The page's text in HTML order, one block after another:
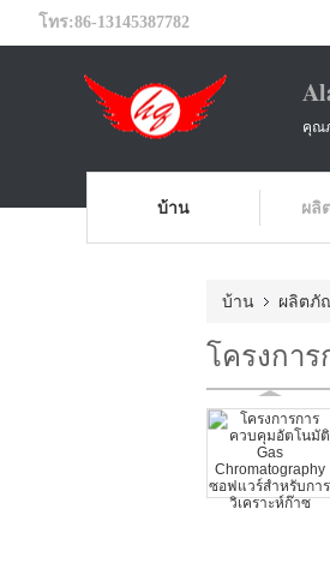
โทร:86-13145387782
คุณ
บ้าน ผ
บ้าน ผลิตภั
โครงการ